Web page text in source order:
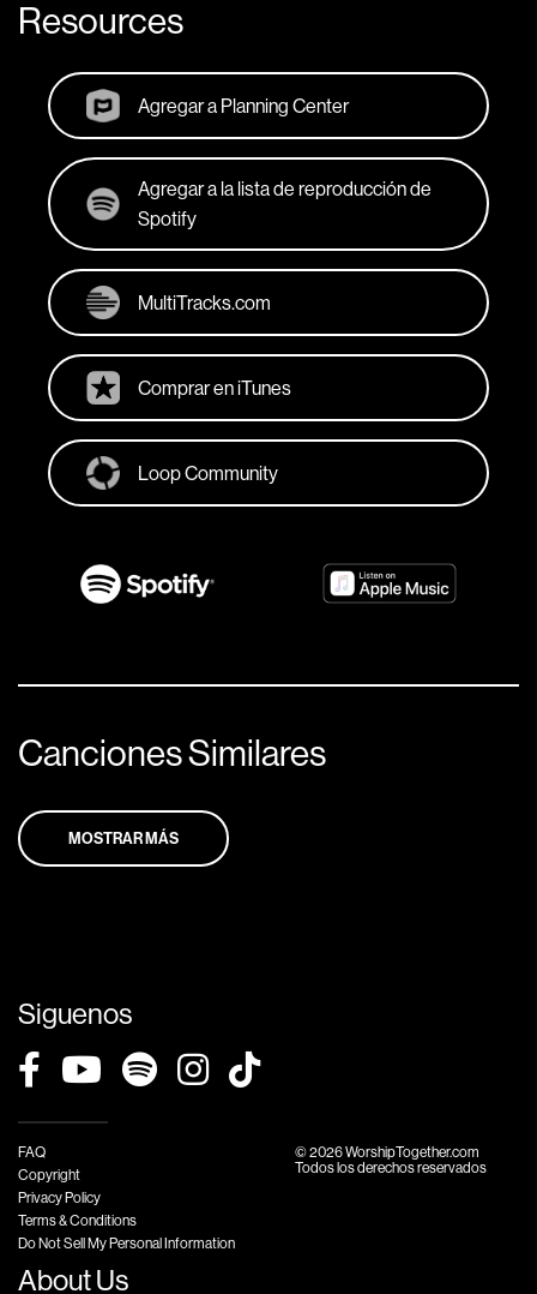
Resources
Agregar a Planning Center
Agregar a la lista de reproducción de
Spotify
MultiTracks.com
Comprar en iTunes
Loop Community
Canciones Similares
MOSTRAR MÁS
Siguenos
FAQ
Copyright
Privacy Policy
Terms & Conditions
Do Not Sell My Personal Information
© 2026 WorshipTogether.com
Todos los derechos reservados
About Us